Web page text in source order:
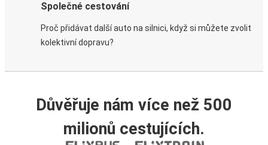
Společné cestování
Proč přidávat další auto na silnici, když si můžete zvolit
kolektivní dopravu?
Důvěřuje nám více než 500
milionů cestujících.